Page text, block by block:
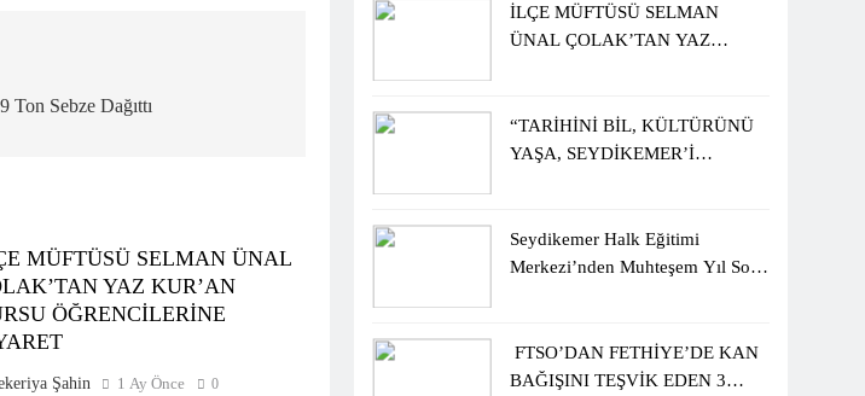
Ton Sebze Dağıttı
MÜFTÜSÜ SELMAN ÜNAL
YAZ KUR’AN
ÖĞRENCİLERİNE
Şahin 1 Ay Önce 0
İLÇE MÜFTÜSÜ SELMAN
ÜNAL ÇOLAK’TAN YAZ
“TARİHİNİ BİL, KÜLTÜRÜNÜ
YAŞA, SEYDİKEMER’İ
Seydikemer Halk Eğitimi
Merkezi’nden Muhteşem Yıl Sonu
FTSO’DAN FETHİYE’DE KAN
BAĞIŞINI TEŞVİK EDEN 3